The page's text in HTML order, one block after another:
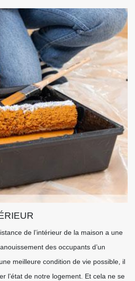
de l’intérieur de la maison a une
des occupants d’un
meilleure condition de vie possible, il
l’état de notre logement. Et cela ne se